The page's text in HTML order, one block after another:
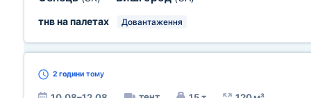
тнв на палетах
Довантаження
2 години тому